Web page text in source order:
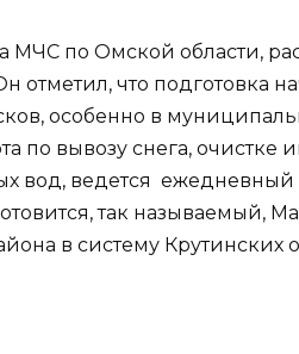
МЧС по Омской области,
отметил, что подготовка
особенно в
по вывозу снега,
вод, ведется
так называемый,
в систему Крутинских